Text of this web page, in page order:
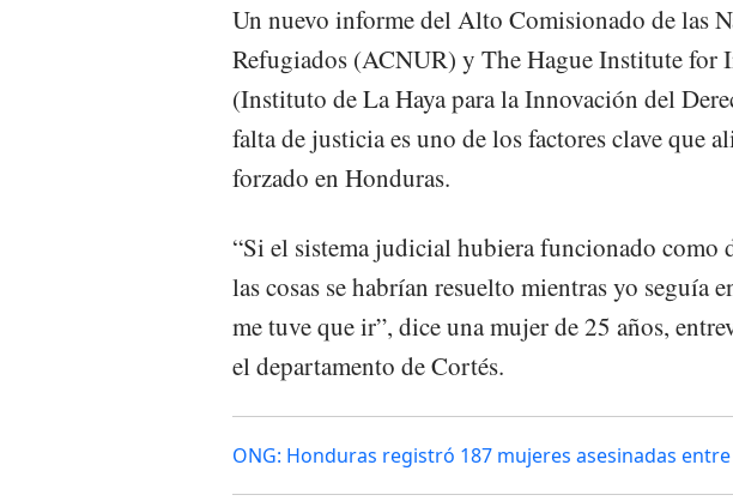
Un nuevo informe del Alto Comisionado de las
Refugiados (ACNUR) y The Hague Institute for
(Instituto de La Haya para la Innovación del
falta de justicia es uno de los factores clave que
forzado en Honduras.
“Si el sistema judicial hubiera funcionado como
las cosas se habrían resuelto mientras yo seguía
me tuve que ir”, dice una mujer de 25 años,
el departamento de Cortés.
ONG: Honduras registró 187 mujeres asesinadas